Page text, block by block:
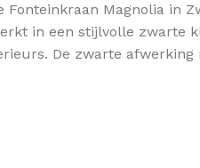
Magnolia in
in een stijlvolle zwarte
De zwarte afwerking